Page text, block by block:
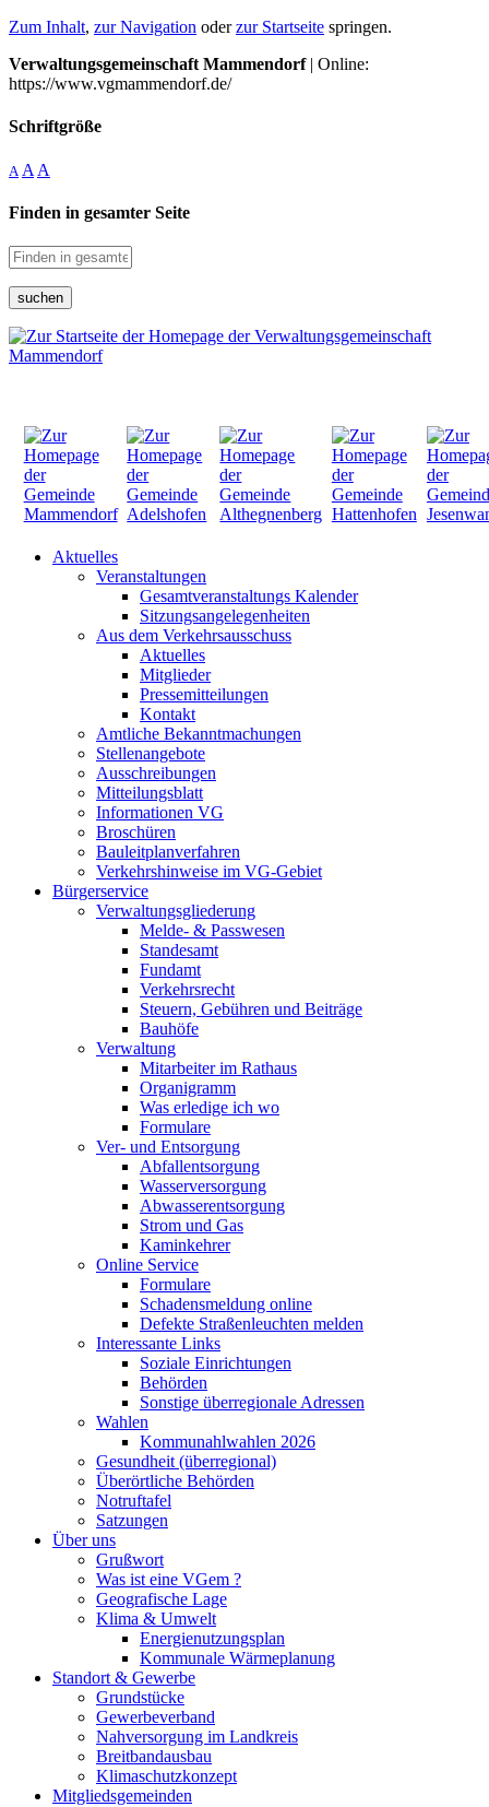
Zum Inhalt, zur Navigation oderzur Startseite springen.
Verwaltungsgemeinschaft Mammendorf| Online:
https://www.vgmammendorf.de/
Schriftgröße
A A A
Finden in gesamter Seite
suchen
Aktuelles
Veranstaltungen
Gesamtveranstaltungs Kalender
Sitzungsangelegenheiten
Aus dem Verkehrsausschuss
Aktuelles
Mitglieder
Pressemitteilungen
Kontakt
Amtliche Bekanntmachungen
Stellenangebote
Ausschreibungen
Mitteilungsblatt
Informationen VG
Broschüren
Bauleitplanverfahren
Verkehrshinweise im VG-Gebiet
Bürgerservice
Verwaltungsgliederung
Melde- & Passwesen
Standesamt
Fundamt
Verkehrsrecht
Steuern, Gebühren und Beiträge
Bauhöfe
Verwaltung
Mitarbeiter im Rathaus
Organigramm
Was erledige ich wo
Formulare
Ver- und Entsorgung
Abfallentsorgung
Wasserversorgung
Abwasserentsorgung
Strom und Gas
Kaminkehrer
Online Service
Formulare
Schadensmeldung online
Defekte Straßenleuchten melden
Interessante Links
Soziale Einrichtungen
Behörden
Sonstige überregionale Adressen
Wahlen
Kommunahlwahlen 2026
Gesundheit (überregional)
Überörtliche Behörden
Notruftafel
Satzungen
Über uns
Grußwort
Was ist eine VGem ?
Geografische Lage
Klima & Umwelt
Energienutzungsplan
Kommunale Wärmeplanung
Standort & Gewerbe
Grundstücke
Gewerbeverband
Nahversorgung im Landkreis
Breitbandausbau
Klimaschutzkonzept
Mitgliedsgemeinden